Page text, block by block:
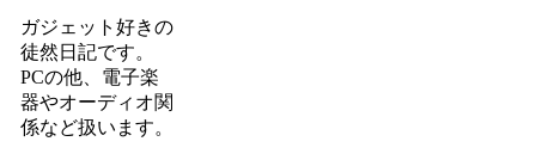
ガジェット好きの
徒然日記です。
PCの他、電子楽
器やオーディオ関
係など扱います。